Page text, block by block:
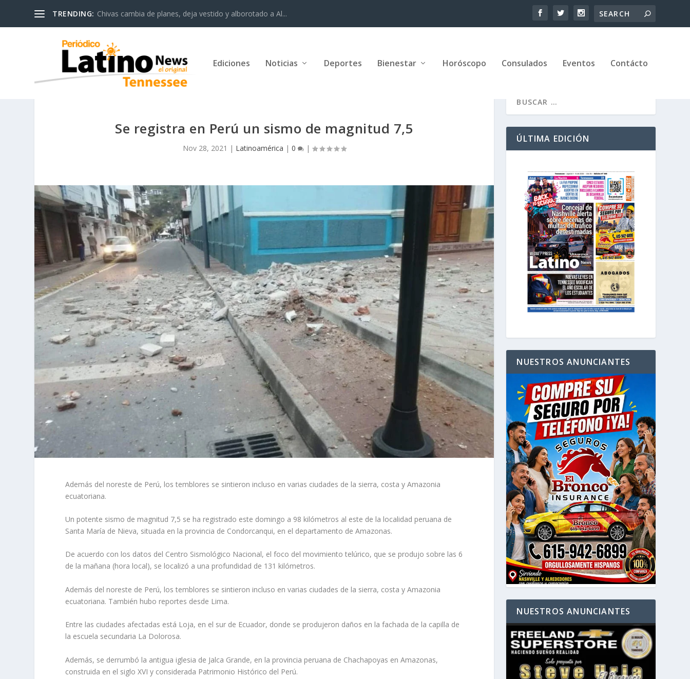
TRENDING: Chivas cambia de planes, deja vestido y alborotado a Al...
Ediciones Noticias Deportes Bienestar Horóscopo Consulados Eventos Contácto
Se registra en Perú un sismo de magnitud 7,5
Nov 28, 2021 | Latinoamérica | 0 |
Además del noreste de Perú, los temblores se sintieron incluso en varias ciudades de la sierra, costa y Amazonia
ecuatoriana.
Un potente sismo de magnitud 7,5 se ha registrado este domingo a 98 kilómetros al este de la localidad peruana de
Santa María de Nieva, situada en la provincia de Condorcanqui, en el departamento de Amazonas.
De acuerdo con los datos del Centro Sismológico Nacional, el foco del movimiento telúrico, que se produjo sobre las 6
de la mañana (hora local), se localizó a una profundidad de 131 kilómetros.
Además del noreste de Perú, los temblores se sintieron incluso en varias ciudades de la sierra, costa y Amazonia
ecuatoriana. También hubo reportes desde Lima.
Entre las ciudades afectadas está Loja, en el sur de Ecuador, donde se produjeron daños en la fachada de la capilla de
la escuela secundaria La Dolorosa.
Además, se derrumbó la antigua iglesia de Jalca Grande, en la provincia peruana de Chachapoyas en Amazonas,
construida en el siglo XVI y considerada Patrimonio Histórico del Perú.
ÚLTIMA EDICIÓN
NUESTROS ANUNCIANTES
NUESTROS ANUNCIANTES